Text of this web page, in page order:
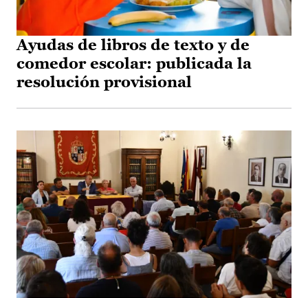
Ayudas de libros de texto y de
comedor escolar: publicada la
resolución provisional